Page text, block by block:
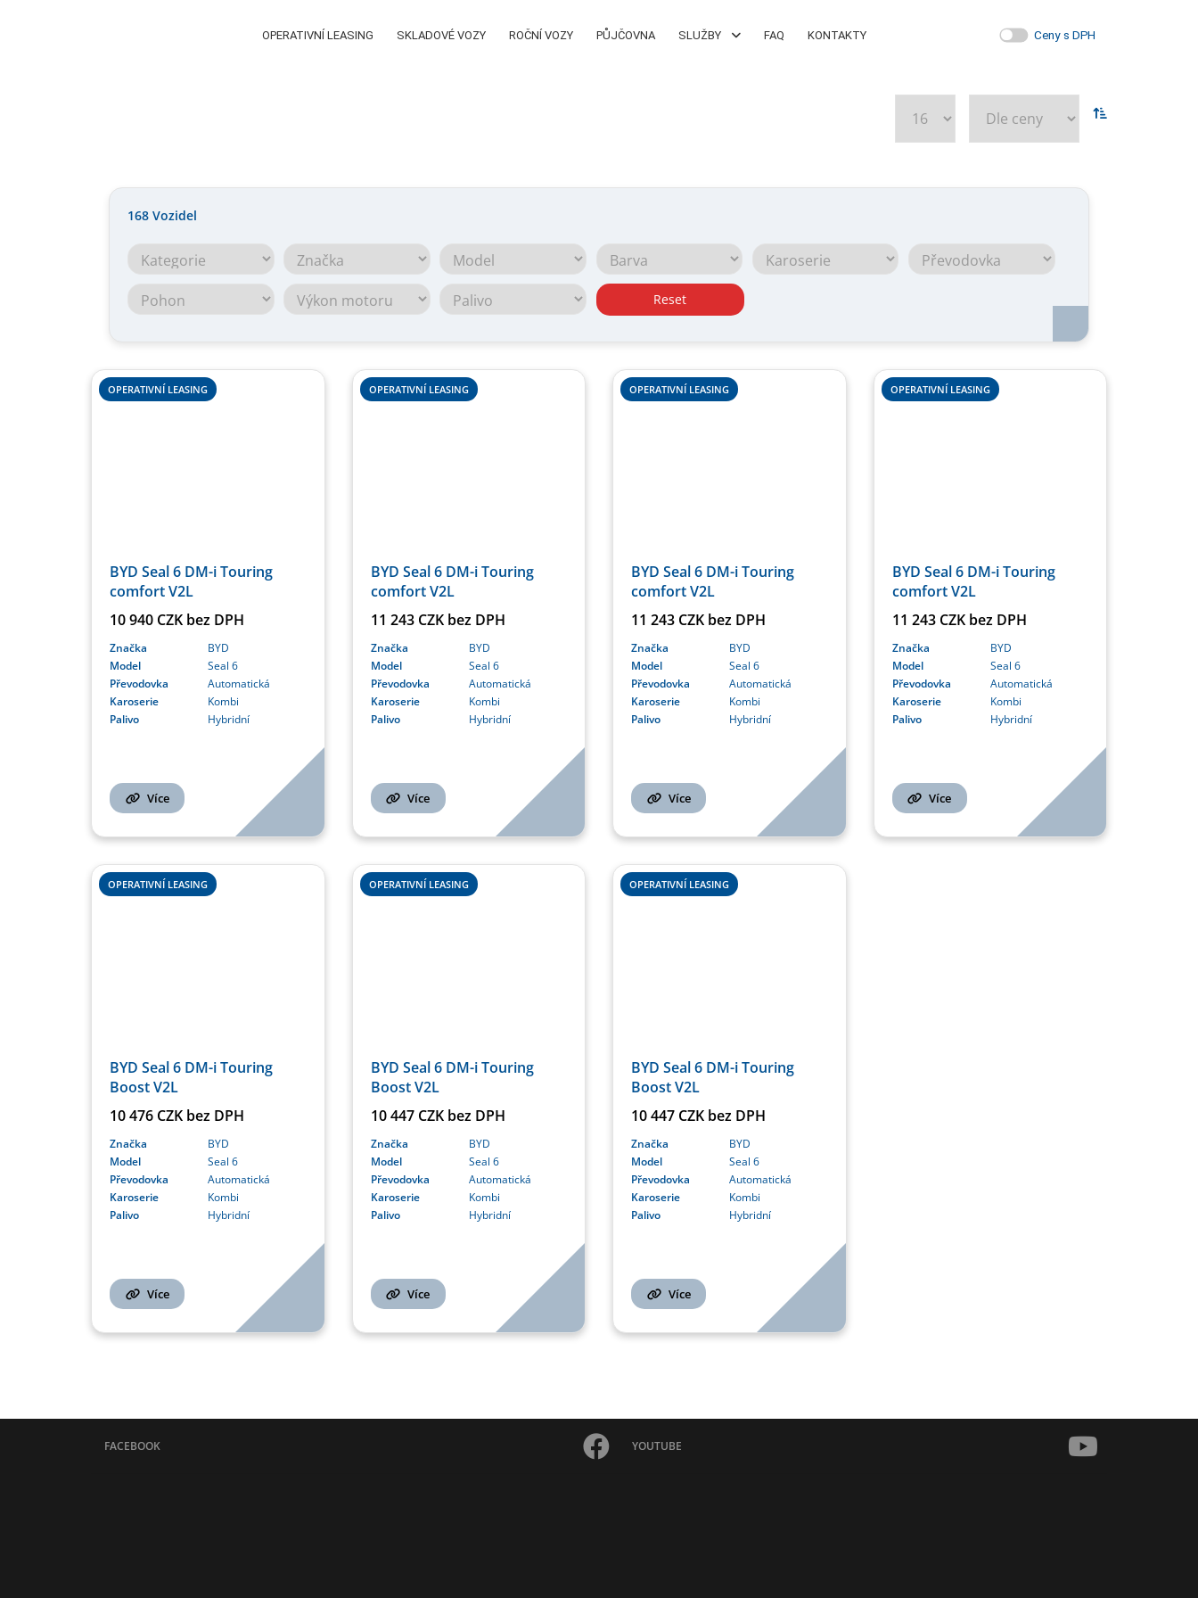
OPERATIVNÍ LEASING SKLADOVÉ VOZY ROČNÍ VOZY PŮJČOVNA SLUŽBY FAQ KONTAKTY Ceny s DPH
168 Vozidel
Reset
OPERATIVNÍ LEASING
BYD Seal 6 DM-i Touring
comfort V2L
10 940 CZK bez DPH
Značka
BYD
Model
Seal 6
Převodovka
Automatická
Karoserie
Kombi
Palivo
Hybridní
Více
OPERATIVNÍ LEASING
BYD Seal 6 DM-i Touring
comfort V2L
11 243 CZK bez DPH
Značka
BYD
Model
Seal 6
Převodovka
Automatická
Karoserie
Kombi
Palivo
Hybridní
Více
OPERATIVNÍ LEASING
BYD Seal 6 DM-i Touring
comfort V2L
11 243 CZK bez DPH
Značka
BYD
Model
Seal 6
Převodovka
Automatická
Karoserie
Kombi
Palivo
Hybridní
Více
OPERATIVNÍ LEASING
BYD Seal 6 DM-i Touring
comfort V2L
11 243 CZK bez DPH
Značka
BYD
Model
Seal 6
Převodovka
Automatická
Karoserie
Kombi
Palivo
Hybridní
Více
OPERATIVNÍ LEASING
BYD Seal 6 DM-i Touring
Boost V2L
10 476 CZK bez DPH
Značka
BYD
Model
Seal 6
Převodovka
Automatická
Karoserie
Kombi
Palivo
Hybridní
Více
OPERATIVNÍ LEASING
BYD Seal 6 DM-i Touring
Boost V2L
10 447 CZK bez DPH
Značka
BYD
Model
Seal 6
Převodovka
Automatická
Karoserie
Kombi
Palivo
Hybridní
Více
OPERATIVNÍ LEASING
BYD Seal 6 DM-i Touring
Boost V2L
10 447 CZK bez DPH
Značka
BYD
Model
Seal 6
Převodovka
Automatická
Karoserie
Kombi
Palivo
Hybridní
Více
FACEBOOK YOUTUBE